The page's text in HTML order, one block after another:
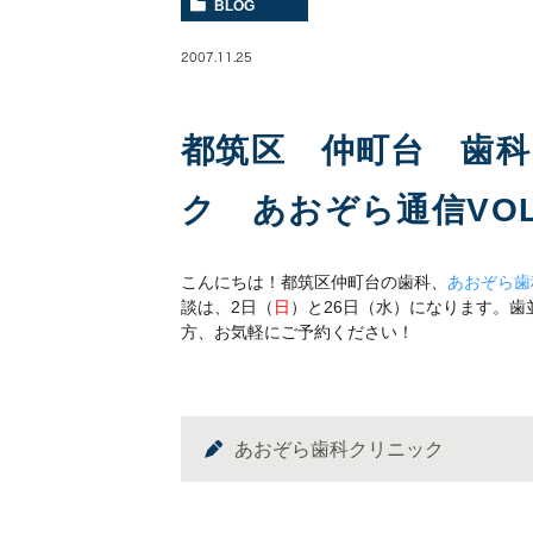
BLOG
2007.11.25
都筑区 仲町台 歯
ク あおぞら通信
こんにちは！都筑区仲町台の歯科、 あおぞら
談は、2日（ 日 ）と26日（水）になります。
方、お気軽にご予約ください！
あおぞら歯科クリニック